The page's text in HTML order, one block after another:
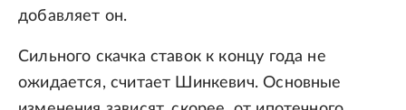
добавляет он.
Сильного скачка ставок к концу года не
ожидается, считает Шинкевич. Основные